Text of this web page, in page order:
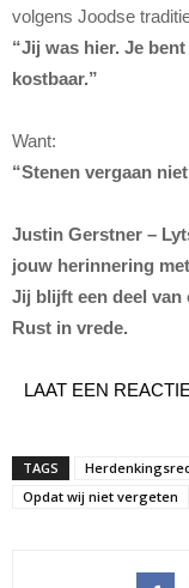
volgens Joodse
“Jij was hier. Je
kostbaar.”
Want:
“Stenen vergaan
Justin Gerstner –
jouw herinnering
Jij blijft een deel
Rust in vrede.
LAAT EEN
TAGS
Opdat wij niet vergeten